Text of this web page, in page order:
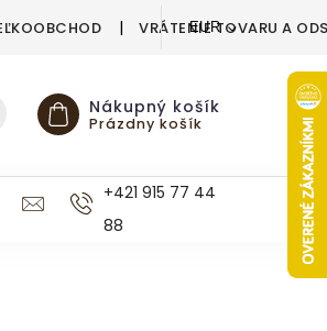
VRÁTENIE TOVARU A
EUR
Nákupný košík
Prázdny košík
KUCHYŇA KÚPEĽŇA
+421 915 77 44
88